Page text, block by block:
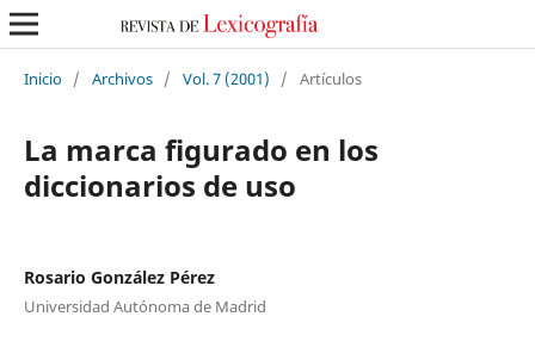
Inicio / Archivos / Vol. 7 (2001) / Artículos
La marca figurado en los
diccionarios de uso
Rosario González Pérez
Universidad Autónoma de Madrid